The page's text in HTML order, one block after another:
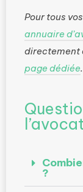
Pour tous
annuaire
directement
page dédiée.
?